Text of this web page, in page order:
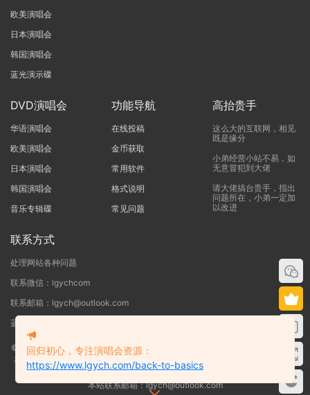
欧美演唱会
日本演唱会
韩国演唱会
蓝光演示碟
DVD演唱会
华语演唱会
欧美演唱会
日本演唱会
韩国演唱会
音乐专辑碟
功能导航
在线投稿
金币获取
常用软件
格式说明
常见问题
高抬贵手
这么大的互联网，相见
既是缘分
小弟经营小站不易，如
无意冒犯到大佬
请大佬搞台贵手，指出
问题所在，小弟一定加
以改进
联系方式
处理网站各种问题
联系微信：lgychcom
联系邮箱：lgych@outlook.com
蓝光演唱会网 - 专注于ISO和BDMV蓝光演唱会下载服务
©2019-2026 蓝光演唱会本站资源来源于网络用户网盘投稿，本站服务器不储
存任何演唱会资源，版权归原作者所有，若侵犯了您的合法权益，请联系我们
删除！
本站联系邮箱：lgych@outlook.com
回归初心，专注演唱会资源：
https://www.lgych.com/back-to-basics